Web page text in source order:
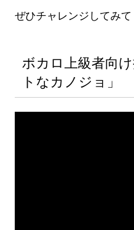
ぜひチャレンジしてみて
ボカロ上級者向
トなカノジョ」